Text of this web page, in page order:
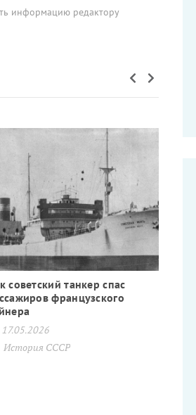
информацию редактору
советский танкер спас
французского
17.05.2026
История СССР